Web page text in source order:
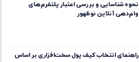
نحوه شناسایی و بررسی اعتبار پلتفرم‌های
وام‌دهی آنلاین نوظهور
راهنمای انتخاب کیف پول سخت‌افزاری بر اساس